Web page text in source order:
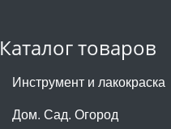
Каталог товаров
Инструмент и лакокраска
Дом. Сад. Огород